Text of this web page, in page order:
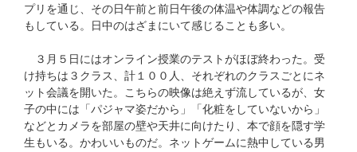
プリを通じ、その日午前と前日午後の体温や体調などの報告
もしている。日中のはざまにいて感じることも多い。
３月５日にはオンライン授業のテストがほぼ終わった。受
け持ちは３クラス、計１００人、それぞれのクラスごとにネ
ット会議を開いた。こちらの映像は絶えず流しているが、女
子の中には「パジャマ姿だから」「化粧をしていないから」
などとカメラを部屋の壁や天井に向けたり、本で顔を隠す学
生もいる。かわいいものだ。ネットゲームに熱中している男